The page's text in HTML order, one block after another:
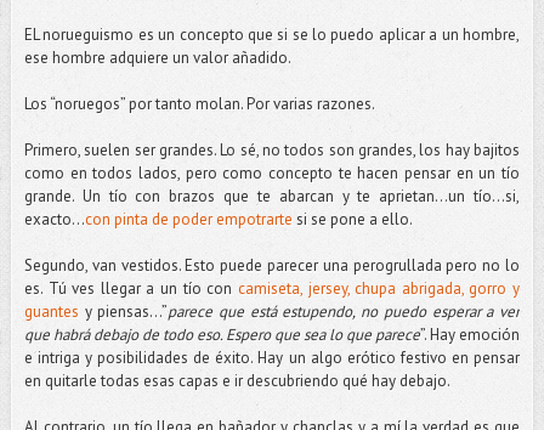
EL norueguismo es un concepto que si se lo puedo aplicar a un hombre,
ese hombre adquiere un valor añadido.
Los “noruegos” por tanto molan. Por varias razones.
Primero, suelen ser grandes. Lo sé, no todos son grandes, los hay bajitos
como en todos lados, pero como concepto te hacen pensar en un tío
grande. Un tío con brazos que te abarcan y te aprietan…un tío...si,
exacto...con pinta de poder empotrarte si se pone a ello.
Segundo, van vestidos. Esto puede parecer una perogrullada pero no lo
es. Tú ves llegar a un tío con camiseta, jersey, chupa abrigada, gorro y
guantes y piensas...”parece que está estupendo, no puedo esperar a ver
que habrá debajo de todo eso. Espero que sea lo que parece”. Hay emoción
e intriga y posibilidades de éxito. Hay un algo erótico festivo en pensar
en quitarle todas esas capas e ir descubriendo qué hay debajo.